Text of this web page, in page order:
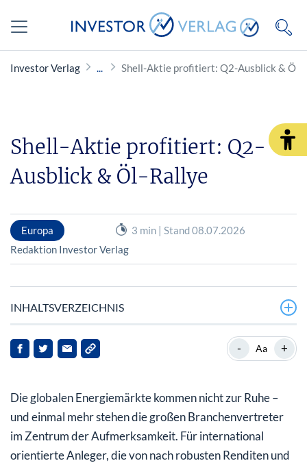
Investor Verlag Shell-Aktie profitiert: Q2-Ausblick & Öl-
Shell-Aktie profitiert: Q2-
Ausblick & Öl-Rallye
Europa
3 min | Stand 08.07.2026
Redaktion Investor Verlag
INHALTSVERZEICHNIS
Starkes Q2-Update: Shell-Aktie trotzt den
Produktionsausfällen
Brent-Crude
Solide Cashflows sichern Aktienrückkäufe ab
- Aa +
Die globalen Energiemärkte kommen nicht zur Ruhe –
und einmal mehr stehen die großen Branchenvertreter
im Zentrum der Aufmerksamkeit. Für international
orientierte Anleger, die von nach robusten Renditen und